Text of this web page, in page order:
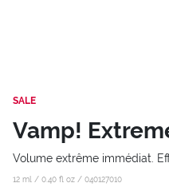
SALE
Vamp!
Volume extrême immédiat.
12 ml / 0.40 fl oz / 040127010